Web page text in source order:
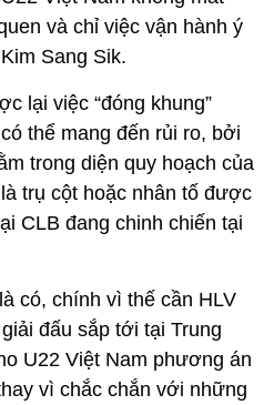
và chỉ việc vận hành ý
Sang Sik.
lại việc “đóng khung”
thể mang đến rủi ro, bởi
trong diện quy hoạch của
trụ cột hoặc nhân tố được
CLB đang chinh chiến tại
có, chính vì thế cần HLV
đấu sắp tới tại Trung
U22 Việt Nam phương án
vì chắc chắn với những